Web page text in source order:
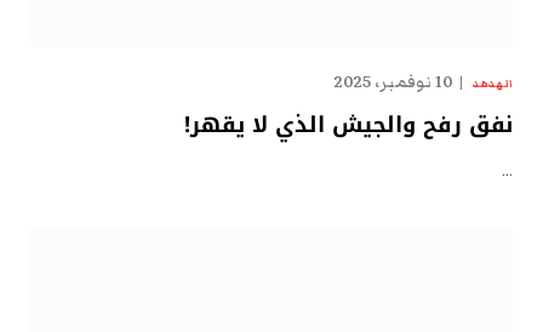
الهدهد 10 نوفمبر، 2025
نفق رفح والجيش الذي لا يقهر!
…